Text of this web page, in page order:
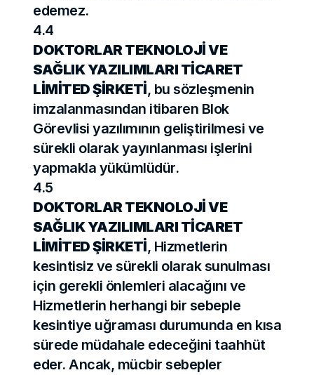
edemez.
4.4
DOKTORLAR TEKNOLOJİ VE
SAĞLIK YAZILIMLARI TİCARET
LİMİTED ŞİRKETİ, bu sözleşmenin
imzalanmasından itibaren Blok
Görevlisi yazılımının geliştirilmesi ve
sürekli olarak yayınlanması işlerini
yapmakla yükümlüdür.
4.5
DOKTORLAR TEKNOLOJİ VE
SAĞLIK YAZILIMLARI TİCARET
LİMİTED ŞİRKETİ, Hizmetlerin
kesintisiz ve sürekli olarak sunulması
için gerekli önlemleri alacağını ve
Hizmetlerin herhangi bir sebeple
kesintiye uğraması durumunda en kısa
sürede müdahale edeceğini taahhüt
eder. Ancak, mücbir sebepler